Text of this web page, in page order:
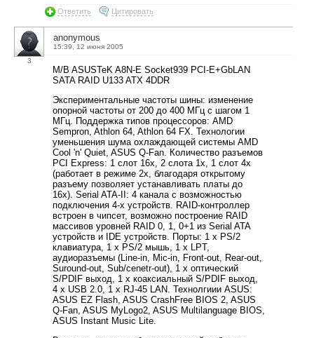
Ответить Цитировать
3
anonymous
15:39, 12 июня 2005
M/B ASUSTeK A8N-E Socket939 PCI-E+GbLAN
SATA RAID U133 ATX 4DDR
Экспериментальные частоты шины: изменение
опорной частоты от 200 до 400 МГц с шагом 1
МГц. Поддержка типов процессоров: AMD
Sempron, Athlon 64, Athlon 64 FX. Технологии
уменьшения шума охлаждающей системы AMD
Cool 'n' Quiet, ASUS Q-Fan. Количество разъемов
PCI Express: 1 слот 16x, 2 слота 1x, 1 слот 4x
(работает в режиме 2х, благодаря открытому
разъему позволяет устанавливать платы до
16х). Serial ATA-II: 4 канала с возможностью
подключения 4-x устройств. RAID-контроллер
встроен в чипсет, возможно построение RAID
массивов уровней RAID 0, 1, 0+1 из Serial ATA
устройств и IDE устройств. Порты: 1 x PS/2
клавиатура, 1 x PS/2 мышь, 1 x LPT,
аудиоразъемы (Line-in, Mic-in, Front-out, Rear-out,
Suround-out, Sub/cenetr-out), 1 x оптический
S/PDIF выход, 1 x коаксиальный S/PDIF выход,
4 x USB 2.0, 1 x RJ-45 LAN. Технолгиии ASUS:
ASUS EZ Flash, ASUS CrashFree BIOS 2, ASUS
Q-Fan, ASUS MyLogo2, ASUS Multilanguage BIOS,
ASUS Instant Music Lite.